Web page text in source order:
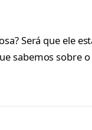
Será que ele
sabemos sobre